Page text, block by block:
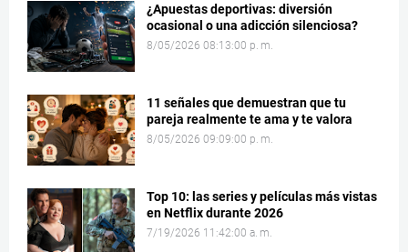
¿Apuestas deportivas: diversión
ocasional o una adicción silenciosa?
8/05/2026 08:13:00 p. m.
11 señales que demuestran que tu
pareja realmente te ama y te valora
8/05/2026 09:09:00 p. m.
Top 10: las series y películas más vistas
en Netflix durante 2026
7/19/2026 11:42:00 a. m.